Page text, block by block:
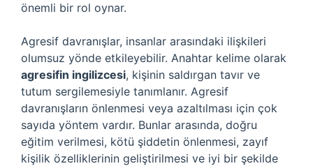
önemli bir rol oynar.
Agresif davranışlar, insanlar arasındaki ilişkileri
olumsuz yönde etkileyebilir. Anahtar kelime olarak
agresifin ingilizcesi, kişinin saldırgan tavır ve
tutum sergilemesiyle tanımlanır. Agresif
davranışların önlenmesi veya azaltılması için çok
sayıda yöntem vardır. Bunlar arasında, doğru
eğitim verilmesi, kötü şiddetin önlenmesi, zayıf
kişilik özelliklerinin geliştirilmesi ve iyi bir şekilde